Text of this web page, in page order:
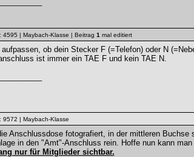
4595 | Maybach-Klasse | Beitrag 1 mal editiert
ob dein Stecker F (=Telefon) oder N
ist immer ein TAE F und kein TAE N.
9572 | Maybach-Klasse
Anschlussdose fotografiert, in der mittleren
in den "Amt"-Anschluss rein. Hoffe nun kann
nur für Mitglieder sichtbar.